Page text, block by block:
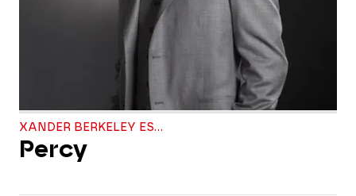
XANDER BERKELEY ES...
Percy